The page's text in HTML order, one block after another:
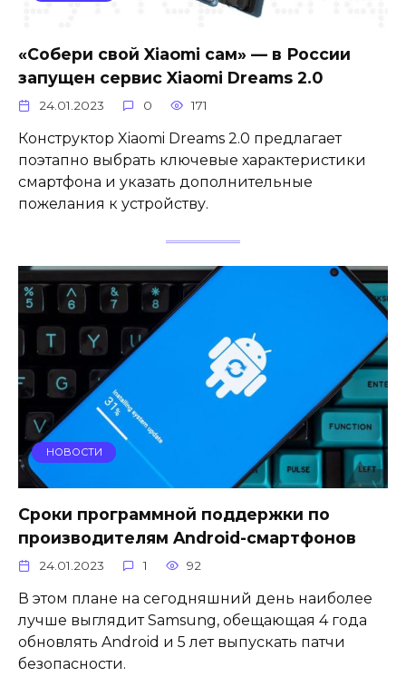
«Собери свой Xiaomi сам» — в России
запущен сервис Xiaomi Dreams 2.0
24.01.2023 0 171
Конструктор Xiaomi Dreams 2.0 предлагает
поэтапно выбрать ключевые характеристики
смартфона и указать дополнительные
пожелания к устройству.
НОВОСТИ
Сроки программной поддержки по
производителям Android-смартфонов
24.01.2023 1 92
В этом плане на сегодняшний день наиболее
лучше выглядит Samsung, обещающая 4 года
обновлять Android и 5 лет выпускать патчи
безопасности.